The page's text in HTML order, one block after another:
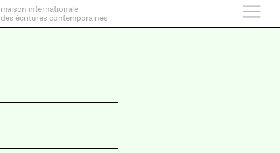
maison internationale
des écritures contemporaines